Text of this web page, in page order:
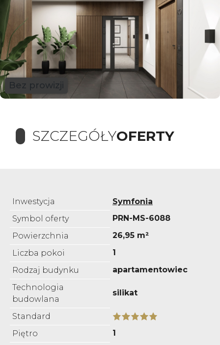
Bez prowizji
SZCZEGÓŁYOFERTY
Inwestycja
Symfonia
Symbol oferty
PRN-MS-6088
Powierzchnia
26,95 m²
Liczba pokoi
1
Rodzaj budynku
apartamentowiec
Technologia
budowlana
silikat
Standard
Piętro
1